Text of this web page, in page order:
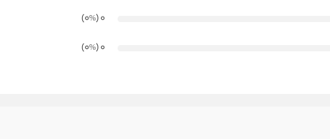
0
(0
%
)
0
(0
%
)